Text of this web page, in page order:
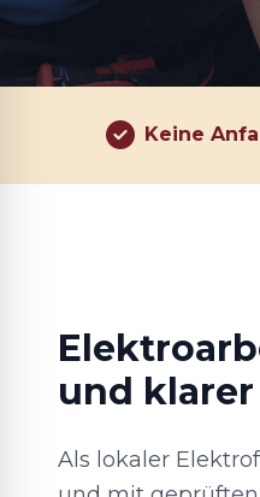
Keine
und
Als lokaler